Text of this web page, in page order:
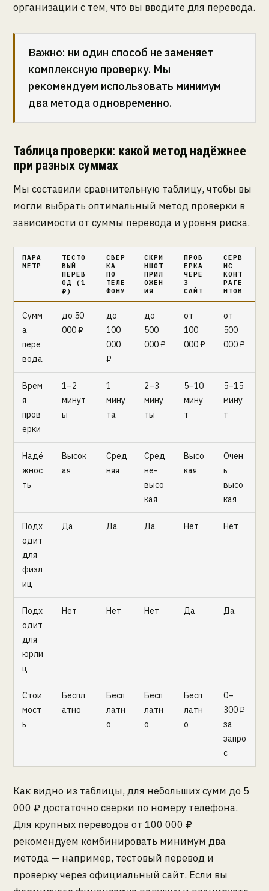
организации с тем, что вы вводите для перевода.
Важно: ни один способ не заменяет
комплексную проверку. Мы
рекомендуем использовать минимум
два метода одновременно.
Таблица проверки: какой метод надёжнее
при разных суммах
Мы составили сравнительную таблицу, чтобы вы
могли выбрать оптимальный метод проверки в
зависимости от суммы перевода и уровня риска.
ПАРА
МЕТР
ТЕСТО
ВЫЙ
ПЕРЕВ
ОД (1
₽)
СВЕР
КА
ПО
ТЕЛЕ
ФОНУ
СКРИ
НШОТ
ПРИЛ
ОЖЕН
ИЯ
ПРОВ
ЕРКА
ЧЕРЕ
З
САЙТ
СЕРВ
ИС
КОНТ
РАГЕ
НТОВ
Сумм
а
пере
вода
до 50
000 ₽
до
100
000
₽
до
500
000 ₽
от
100
000 ₽
от
500
000 ₽
Врем
я
пров
ерки
1–2
минут
ы
1
мину
та
2–3
мину
ты
5–10
мину
т
5–15
мину
т
Надё
жнос
ть
Высок
ая
Сред
няя
Сред
не-
высо
кая
Высо
кая
Очен
ь
высо
кая
Подх
одит
для
физл
иц
Да Да Да Нет Нет
Подх
одит
для
юрли
ц
Нет Нет Нет Да Да
Стои
мост
ь
Беспл
атно
Бесп
латн
о
Бесп
латн
о
Бесп
латн
о
0–
300 ₽
за
запро
с
Как видно из таблицы, для небольших сумм до 5
000 ₽ достаточно сверки по номеру телефона.
Для крупных переводов от 100 000 ₽
рекомендуем комбинировать минимум два
метода — например, тестовый перевод и
проверку через официальный сайт. Если вы